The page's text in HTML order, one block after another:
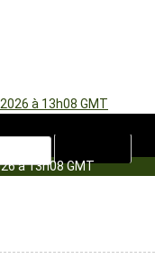
à 13h08 GMT
à 13h08 GMT